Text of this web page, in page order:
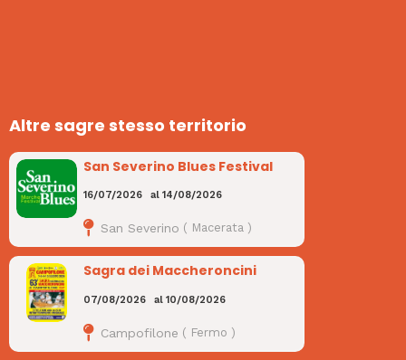
Altre sagre stesso territorio
San Severino Blues Festival
16/07/2026 al 14/08/2026
San Severino ( Macerata)
Sagra dei Maccheroncini
07/08/2026 al 10/08/2026
Campofilone ( Fermo )